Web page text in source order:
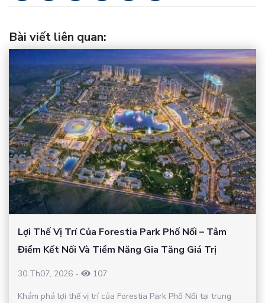
Bài viết liên quan:
Lợi Thế Vị Trí Của Forestia Park Phố Nối – Tâm
Điểm Kết Nối Và Tiềm Năng Gia Tăng Giá Trị
30 Th07, 2026 -
107
Khám phá lợi thế vị trí của Forestia Park Phố Nối tại trung